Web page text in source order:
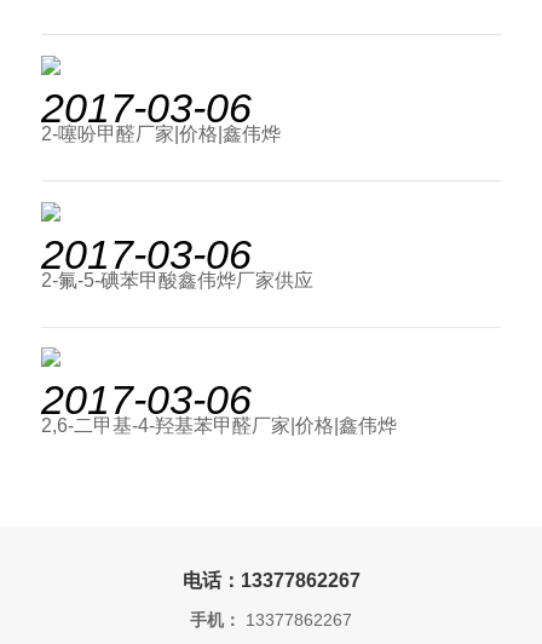
2017-03-06
2-噻吩甲醛厂家|价格|鑫伟烨
2017-03-06
2-氟-5-碘苯甲酸鑫伟烨厂家供应
2017-03-06
2,6-二甲基-4-羟基苯甲醛厂家|价格|鑫伟烨
电话：13377862267
手机： 13377862267